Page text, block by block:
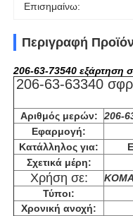
Επισημαίνω:
Περιγραφή
206-63-73540 εξάρτηση
206-63-63340
Αριθμός μερών:
206-
Εφαρμογή:
Κατάλληλος για:
Σχετικά μέρη:
Χρήση σε:
Τύποι:
Χρονική ανοχή: